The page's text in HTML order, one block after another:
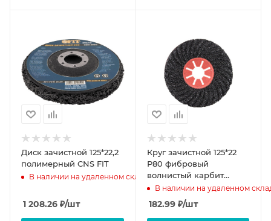
Диск зачистной 125*22,2
полимерный CNS FIT
В наличии на удаленном складе
1 208.26 ₽/шт
Круг зачистной 125*22
Р80 фибровый
волнистый карбит
кремния черный Semtul
В наличии на удаленном
182.99₽/шт